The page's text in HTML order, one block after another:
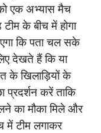
एक अभ्यास मैच
के बीच में होगा
कि पता चल सके
देखते हैं कि या
के खिलाड़ियों के
करें ताकि
का मौका मिले और
में टीम लगाकर